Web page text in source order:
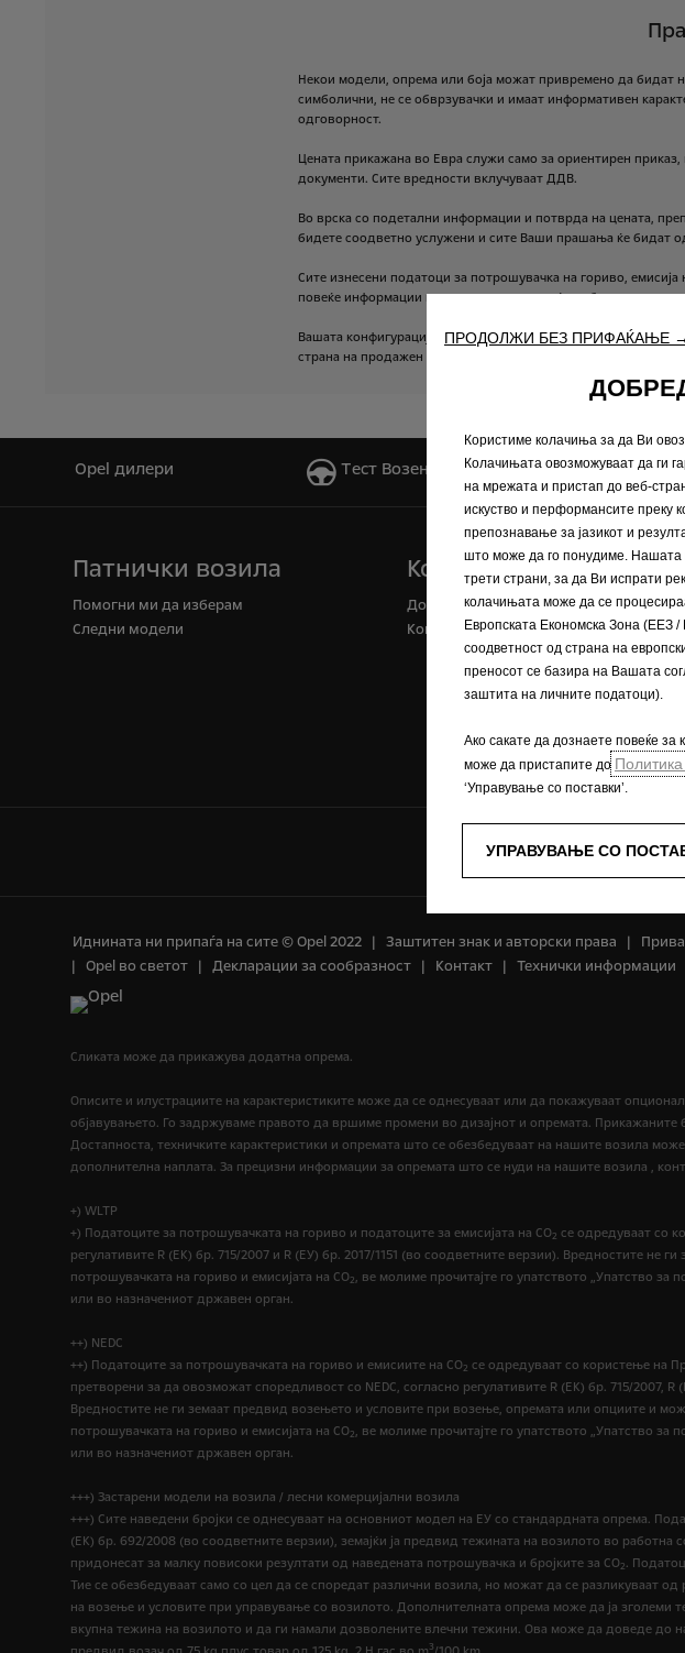
Некои модели, опрема или боја можат привремено да бидат
симболични, не се обврзувачки и имаат информативен
одговорност.
Цената прикажана во Евра служи само за ориентирен приказ,
документи. Сите вредности вклучуваат ДДВ.
Во врска со подетални информации и потврда на цената,
бидете соодветно услужени и сите Ваши прашања ќе бидат
Сите изнесени податоци за потрошувачка на гориво, емисија
повеќе информации или за потврда на веќе добиените
Вашата конфигурација, електронски можете да ја проследите
страна на продажен
Opel дилери Tест Bозење
Патнички возила
Помогни ми да изберам
Cледни модели
Комерцијални возила
Доставна возила
Конверзии
Иднината ни припаѓа на сите © Opel 2022 Заштитен знак и авторски права
Opel во светот
Декларации за сообразност Контакт Технички информации
Сликата може да прикажува додатна опрема.
Описите и илустрациите на карактеристиките може да се однесуваат или да покажуваат
објавувањето. Го задржуваме правото да вршиме промени во дизајнот и опремата.
Достапноста, техничките карактеристики и опремата што се обезбедуваат на нашите возила
дополнителна наплата. За прецизни информации за опремата што се нуди на нашите возила ,
+) WLTP
+) Податоците за потрошувачката на гориво и податоците за емисијата на CO2 се одредуваат со
регулативите R (EК) бр. 715/2007 и R (ЕУ) бр. 2017/1151 (во соодветните верзии). Вредностите
потрошувачката на гориво и емисијата на CO2, ве молиме прочитајте го упатството „Упатство за
или во назначениот државен орган.
++) NEDC
++) Податоците за потрошувачката на гориво и емисиите на CO2 се одредуваат со користење на
претворени за да овозможат споредливост со NEDC, согласно регулативите R (EК) бр. 715/2007, R
Вредностите не ги земаат предвид возењето и условите при возење, опремата или опциите и
потрошувачката на гориво и емисијата на CO2, ве молиме прочитајте го упатството „Упатство за
или во назначениот државен орган.
+++) Застарени модели на возила / лесни комерцијални возила
+++) Сите наведени бројки се однесуваат на основниот модел на ЕУ со стандардната опрема.
(ЕК) бр. 692/2008 (во соодветните верзии), земајќи ја предвид тежината на возилото во
придонесат за малку повисоки резултати од наведената потрошувачка и бројките за CO2.
Тие се обезбедуваат само со цел да се споредат различни возила, но можат да се разликуваат
на возење и условите при управување со возилото. Дополнителната опрема може да ја зголеми
вкупна тежина на возилото и да ги намали дозволените влечни тежини. Ова може да доведе до
3
ПРОДОЛЖИ БЕЗ ПРИФАЌАЊЕ →
Користиме колачиња за да Ви
Колачињата овозможуваат да ги
на мрежата и пристап до веб-
искуство и перформансите преку
препознавање за јазикот и
што може да го понудиме. Нашата
трети страни, за да Ви испрати
колачињата може да се
Европската Економска Зона (ЕЕЗ
соодветност од страна на
преносот се базира на Вашата
заштита на личните податоци).
Ако сакате да дознаете повеќе за
може да пристапите до
‘Управување со поставки’.
УПРАВУВАЊЕ СО